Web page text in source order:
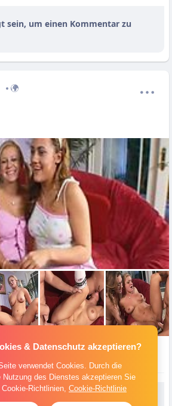
sein, um einen Kommentar zu
sein, um einen Kommentar zu
& Datenschutz akzeptieren?
verwendet Cookies. Durch die
Nutzung des Dienstes akzeptieren Sie
Richtlinien, Cookie-Richtlinie